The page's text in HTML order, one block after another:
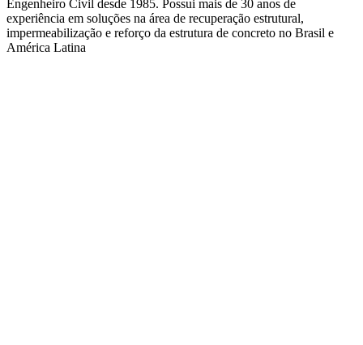
Engenheiro Civil desde 1985. Possui mais de 30 anos de
experiência em soluções na área de recuperação estrutural,
impermeabilização e reforço da estrutura de concreto no Brasil e
América Latina